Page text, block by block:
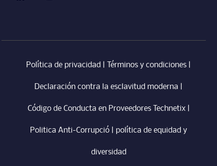
Política de privacidad Términos y condiciones
Declaración contra la esclavitud moderna
Código de Conducta en Proveedores Technetix|
Politica Anti-Corrupció política de equidad y
diversidad